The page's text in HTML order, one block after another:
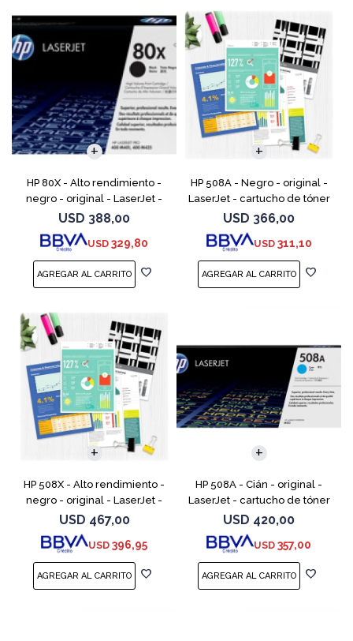
HP 80X - Alto rendimiento -
negro - original - LaserJet -
cartucho de tóner (CF280X) -
para LaserJet Pro 400 M401,
MFP M425
USD 388,00
USD 329,80
HP 508A - Negro - original -
LaserJet - cartucho de tóner
(CF360A) - para Color
LaserJet Enterprise MFP M577;
LaserJet Enterpris
USD 366,00
USD 311,10
HP 508X - Alto rendimiento -
negro - original - LaserJet -
cartucho de tóner (CF360X) -
para Color LaserJet
Enterprise MFP M577;
USD 467,00
USD 396,95
HP 508A - Cián - original -
LaserJet - cartucho de tóner
(CF361A) - para Color
LaserJet Enterprise MFP M577;
LaserJet Enterprise
USD 420,00
USD 357,00